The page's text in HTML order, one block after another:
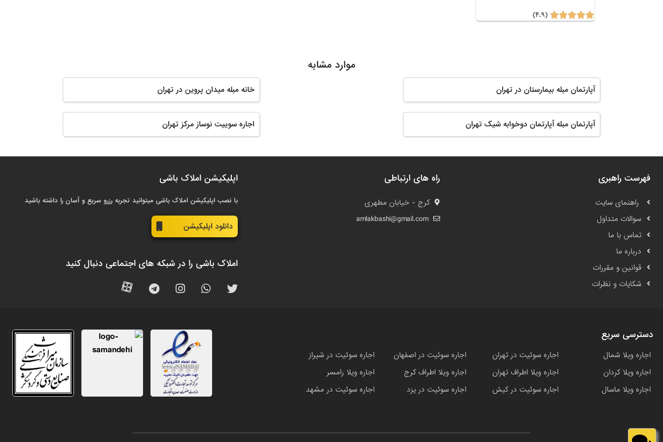
(۴.۹)
موارد مشابه
آپارتمان مبله بیمارستان در تهران خانه مبله میدان پروین در تهران
آپارتمان مبله آپارتمان دوخوابه شیک تهران اجاره سوییت نوساز مرکز تهران
فهرست راهبری
راهنمای سایت
سوالات متداول
تماس با ما
درباره ما
قوانین و مقررات
شکایات و نظرات
راه های ارتباطی
کرج - خیابان مطهری
amlakbashi@gmail.com
اپلیکیشن املاک باشی
با نصب اپلیکیشن املاک باشی میتوانید تجربه رزرو سریع و آسان را داشته باشید
دانلود اپلیکیشن
املاک باشی را در شبکه های اجتماعی دنبال کنید
دسترسی سریع
اجاره ویلا شمال اجاره سوئیت در تهران اجاره سوئیت در اصفهان
اجاره سوئیت در شیراز
اجاره ویلا کردان
اجاره ویلا اطراف تهران اجاره ویلا اطراف کرج
اجاره ویلا رامسر
اجاره ویلا ماسال
اجاره سوئیت در کیش اجاره سوئیت در یزد اجاره سوئیت در مشهد